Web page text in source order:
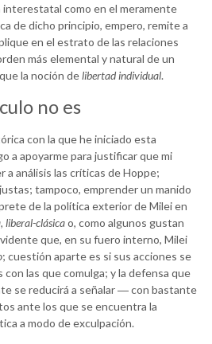
como en el meramente
de dicho principio, empero, remite a
en el estrato de las relaciones
más elemental y natural de un
la noción delibertad individual.
no es
con la que he iniciado esta
a apoyarme para justificar que mi
análisis las críticas de Hoppe;
tampoco, emprender un manido
de la política exterior de Milei en
liberal-clásicao, como algunos gustan
que, en su fuero interno, Milei
; cuestión aparte es si sus acciones se
las que comulga; y la defensa que
se reducirá a señalar ― con bastante
ante los que se encuentra la
a modo de exculpación.